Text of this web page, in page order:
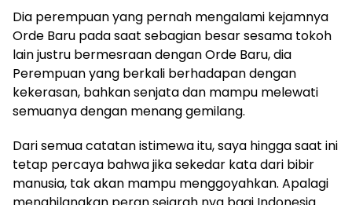
Dia perempuan yang pernah mengalami kejamnya
Orde Baru pada saat sebagian besar sesama tokoh
lain justru bermesraan dengan Orde Baru, dia
Perempuan yang berkali berhadapan dengan
kekerasan, bahkan senjata dan mampu melewati
semuanya dengan menang gemilang.
Dari semua catatan istimewa itu, saya hingga saat ini
tetap percaya bahwa jika sekedar kata dari bibir
manusia, tak akan mampu menggoyahkan. Apalagi